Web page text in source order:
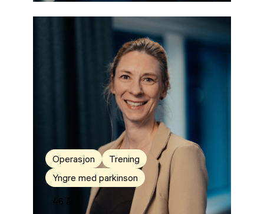
Operasjon
Trening
Yngre med parkinson
46 år